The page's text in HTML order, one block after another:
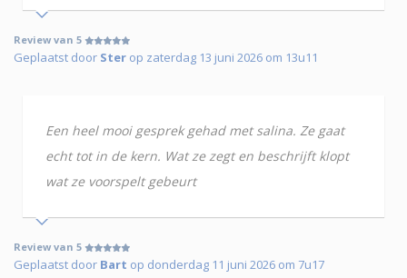
Review van 5
Geplaatst door Ster op zaterdag 13 juni 2026 om 13u11
Een heel mooi gesprek gehad met salina. Ze gaat
echt tot in de kern. Wat ze zegt en beschrijft klopt
wat ze voorspelt gebeurt
Review van 5
Geplaatst door Bart op donderdag 11 juni 2026 om 7u17